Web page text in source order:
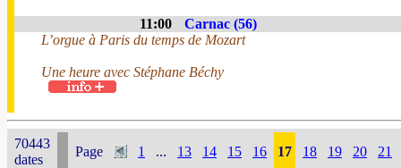
11:00
Carnac (56)
L’orgue à Paris du temps de Mozart
Une heure avec Stéphane Béchy
70443
dates
Page 1 ... 13 14 15 16 17 18 19 20 21